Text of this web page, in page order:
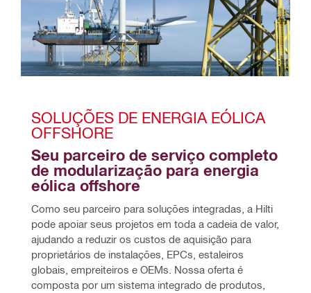
SOLUÇÕES DE ENERGIA EÓLICA
OFFSHORE
Seu parceiro de serviço completo
de modularização para energia
eólica offshore
Como seu parceiro para soluções integradas, a Hilti
pode apoiar seus projetos em toda a cadeia de valor,
ajudando a reduzir os custos de aquisição para
proprietários de instalações, EPCs, estaleiros
globais, empreiteiros e OEMs. Nossa oferta é
composta por um sistema integrado de produtos,